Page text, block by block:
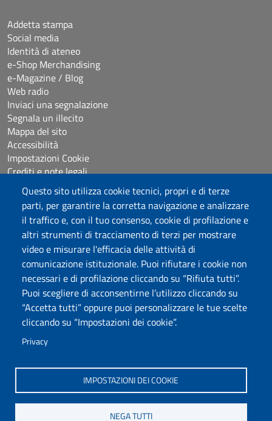
Questo sito utilizza cookie tecnici, propri e di terze
parti, per garantire la corretta navigazione e analizzare
il traffico e, con il tuo consenso, cookie di profilazione e
altri strumenti di tracciamento di terzi per mostrare
video e misurare l'efficacia delle attività di
comunicazione istituzionale. Puoi rifiutare i cookie non
necessari e di profilazione cliccando su “Rifiuta tutti”.
Puoi scegliere di acconsentirne l’utilizzo cliccando su
“Accetta tutti” oppure puoi personalizzare le tue scelte
cliccando su “Impostazioni dei cookie”.
Privacy
IMPOSTAZIONI DEI COOKIE
NEGA TUTTI
Università degli Studi di Sassari
Piazza Università 21, Sassari
Tel.: 800 882994 (Orientamento studenti)
RETTORE:rettore@uniss.it
PEC:protocollo@pec.uniss.it
URP:urp@uniss.it
P.I. 00196350904 –pagoPA®
Addetta stampa
Social media
Identità di ateneo
e-Shop Merchandising
e-Magazine / Blog
Web radio
Inviaci una segnalazione
Segnala un illecito
Mappa del sito
Accessibilità
Impostazioni Cookie
Crediti e note legali
Seguici su
Chatta con noi